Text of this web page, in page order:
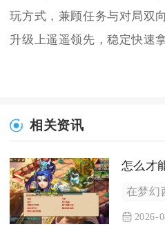
玩方式，兼顾任务与对局双
升级上遥遥领先，稳定快速
相关资讯
2026-